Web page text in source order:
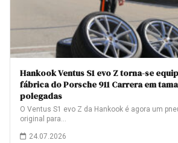
Hankook Ventus S1 evo Z torna-se
fábrica do Porsche 911 Carrera em
polegadas
O Ventus S1 evo Z da Hankook é agora um
original para…
24.07.2026